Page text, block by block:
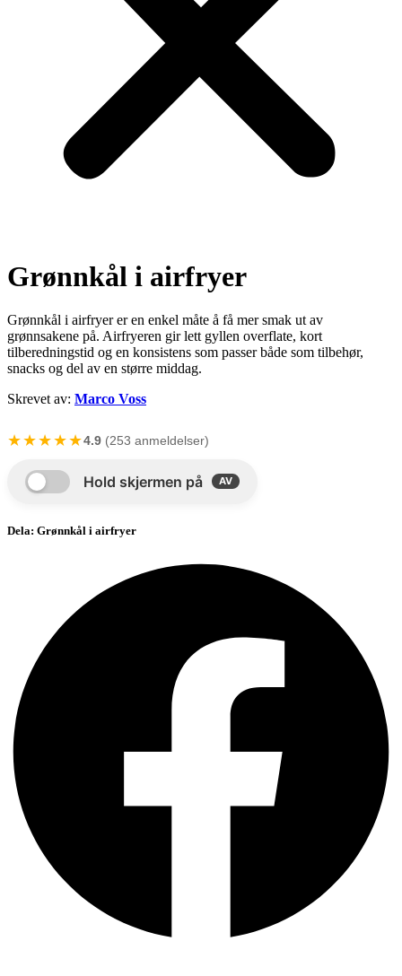
Grønnkål i airfryer
Grønnkål i airfryer er en enkel måte å få mer smak ut av
grønnsakene på. Airfryeren gir lett gyllen overflate, kort
tilberedningstid og en konsistens som passer både som tilbehør,
snacks og del av en større middag.
Skrevet av: Marco Voss
★★★★★4.9 (253 anmeldelser)
Dela: Grønnkål i airfryer